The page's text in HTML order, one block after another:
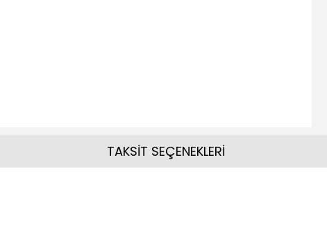
TAKSİT SEÇENEKLERİ